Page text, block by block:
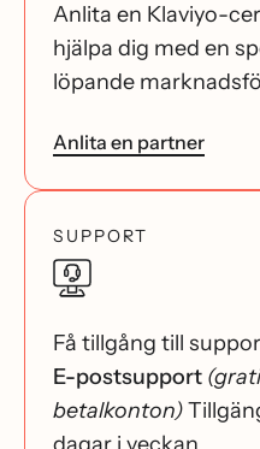
Anlita en Klaviyo-
hjälpa dig med en
löpande
Anlita en partner
SUPPORT
Få tillgång till
E-postsupport
betalkonton)